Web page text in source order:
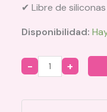
✔ Libre de siliconas
Disponibilidad:
Quantity